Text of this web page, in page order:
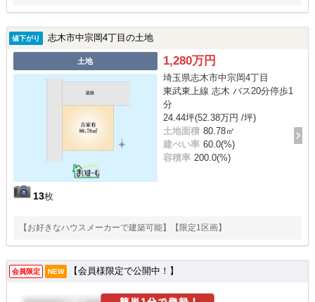
値下がり 志木市中宗岡4丁目の土地
土地
13枚
1,280万円
埼玉県志木市中宗岡4丁目
東武東上線 志木 バス20分停歩1
分
24.44坪(52.38万円 /坪)
土地面積 80.78㎡
建ぺい率 60.0(%)
容積率 200.0(%)
【お好きなハウスメーカーで建築可能】【限定1区画】
会員限定 NEW 【会員様限定で公開中！】